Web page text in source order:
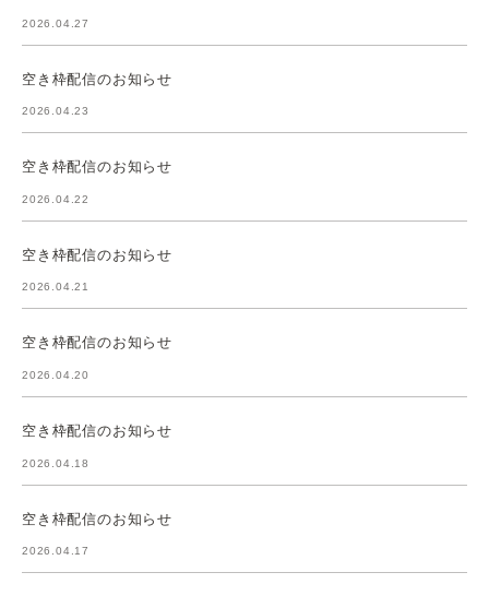
2026.04.27
空き枠配信のお知らせ
2026.04.23
空き枠配信のお知らせ
2026.04.22
空き枠配信のお知らせ
2026.04.21
空き枠配信のお知らせ
2026.04.20
空き枠配信のお知らせ
2026.04.18
空き枠配信のお知らせ
2026.04.17